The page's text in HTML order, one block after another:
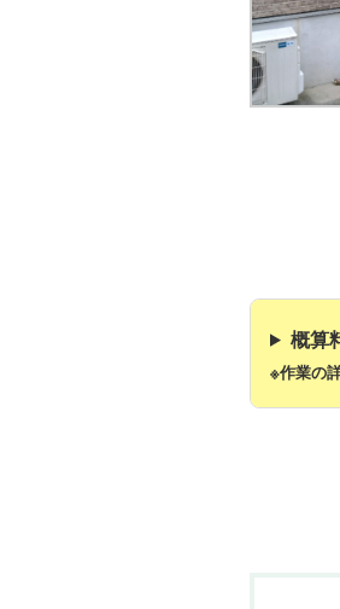
概算
※作業の